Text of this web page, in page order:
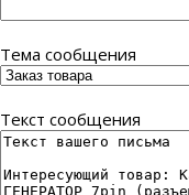
Тема сообщения
Текст сообщения